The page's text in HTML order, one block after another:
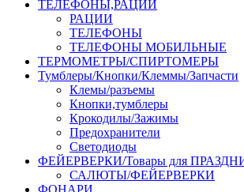
ТЕЛЕФОНЫ,РАЦИИ
РАЦИИ
ТЕЛЕФОНЫ
ТЕЛЕФОНЫ МОБИЛЬНЫЕ
ТЕРМОМЕТРЫ/СПИРТОМЕРЫ
Тумблеры/Кнопки/Клеммы/Запчасти
Клемы/разъемы
Кнопки,тумблеры
Крокодилы/Зажимы
Предохранители
Светодиоды
ФЕЙЕРВЕРКИ/Товары для
САЛЮТЫ/ФЕЙЕРВЕРКИ
ФОНАРИ